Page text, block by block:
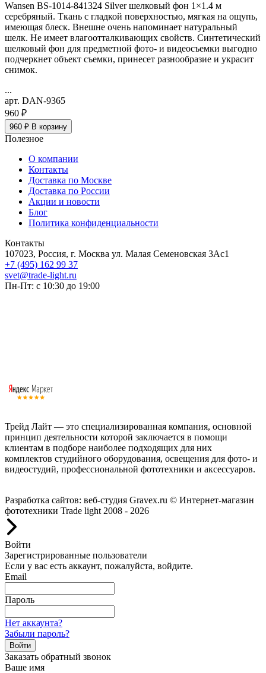
Wansen BS-1014-841324 Silver шелковый фон 1×1.4 м
серебряный. Ткань с гладкой поверхностью, мягкая на ощупь,
имеющая блеск. Внешне очень напоминает натуральный
шелк. Не имеет влагоотталкивающих свойств. Синтетический
шелковый фон для предметной фото- и видеосъемки выгодно
подчеркнет объект съемки, принесет разнообразие и украсит
снимок.
...
арт. DAN-9365
960 ₽
960 ₽ В корзину
Полезное
О компании
Контакты
Доставка по Москве
Доставка по России
Акции и новости
Блог
Политика конфиденциальности
Контакты
107023, Россия, г. Москва ул. Малая Семеновская 3Ас1
+7 (495) 162 99 37
svet@trade-light.ru
Пн-Пт: с 10:30 до 19:00
Трейд Лайт — это специализированная компания, основной
принцип деятельности которой заключается в помощи
клиентам в подборе наиболее подходящих для них
комплектов студийного оборудования, освещения для фото- и
видеостудий, профессиональной фототехники и аксессуаров.
Разработка сайтов: веб-студия Gravex.ru © Интернет-магазин
фототехники Trade light 2008 - 2026
Войти
Зарегистрированные пользователи
Если у вас есть аккаунт, пожалуйста, войдите.
Email
Пароль
Нет аккаунта?
Забыли пароль?
Войти
Заказать обратный звонок
Ваше имя